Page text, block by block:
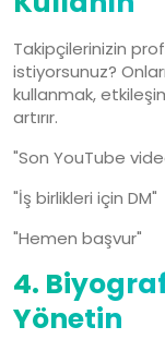
Takipçilerinizin
istiyorsunuz?
kullanmak,
artırır.
"Son YouTube
"İş birlikleri için DM"
"Hemen başvur"
4.
Yönetin